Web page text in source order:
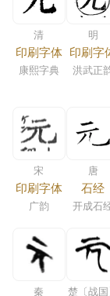
清
印刷字体
康熙字典
明
印刷字
洪武正
宋
印刷字体
广韵
唐
石经
开成石
秦 楚〔战国